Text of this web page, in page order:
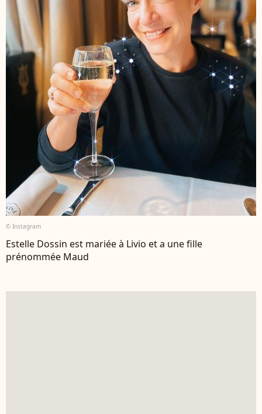
© Instagram
Estelle Dossin est mariée à Livio et a une fille
prénommée Maud